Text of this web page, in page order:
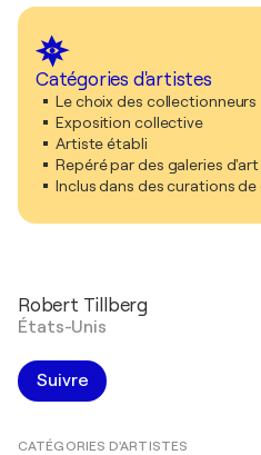
Catégories d'artistes
Le choix des collectionneurs
Exposition collective
Artiste établi
Repéré par des galeries d'art
Inclus dans des curations
Robert Tillberg
États-Unis
Suivre
CATÉGORIES D'ARTISTES